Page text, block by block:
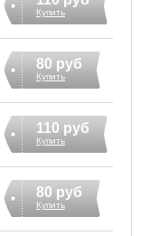
Купить
80 руб
Купить
110 руб
Купить
80 руб
Купить